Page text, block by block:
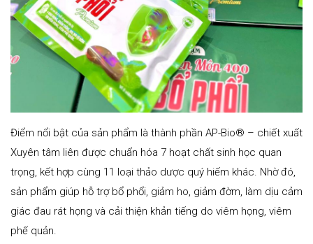
Điểm nổi bật của sản phẩm là thành phần AP-Bio® – chiết xuất
Xuyên tâm liên được chuẩn hóa 7 hoạt chất sinh học quan
trọng, kết hợp cùng 11 loại thảo dược quý hiếm khác. Nhờ đó,
sản phẩm giúp hỗ trợ bổ phổi, giảm ho, giảm đờm, làm dịu cảm
giác đau rát họng và cải thiện khản tiếng do viêm họng, viêm
phế quản.